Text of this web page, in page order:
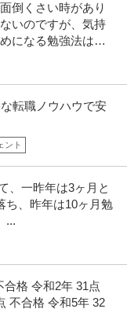
倒くさい時があり
いのですが、気持
になる勉強法はあ
転職ノウハウで安
ント
、一昨年は3ヶ月と
ち、昨年は10ヶ月勉
...
格 令和2年 31点
不合格 令和5年 32